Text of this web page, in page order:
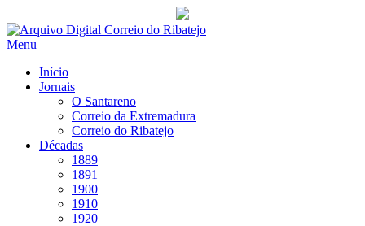
Saltar
para
Menu
Início
Jornais
O Santareno
Correio da Extremadura
Correio do Ribatejo
Décadas
1889
1891
1900
1910
1920